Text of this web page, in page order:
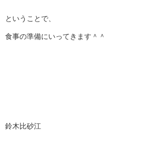
ということで、
食事の準備にいってきます＾＾
鈴木比砂江